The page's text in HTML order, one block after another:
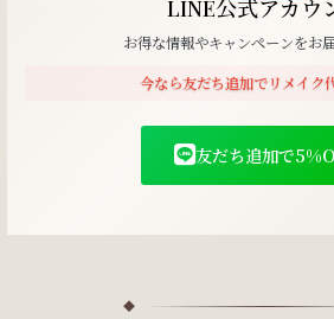
LINE公式アカウ
お得な情報やキャンペーンをお
今なら友だち追加でリメイク
友だち追加で